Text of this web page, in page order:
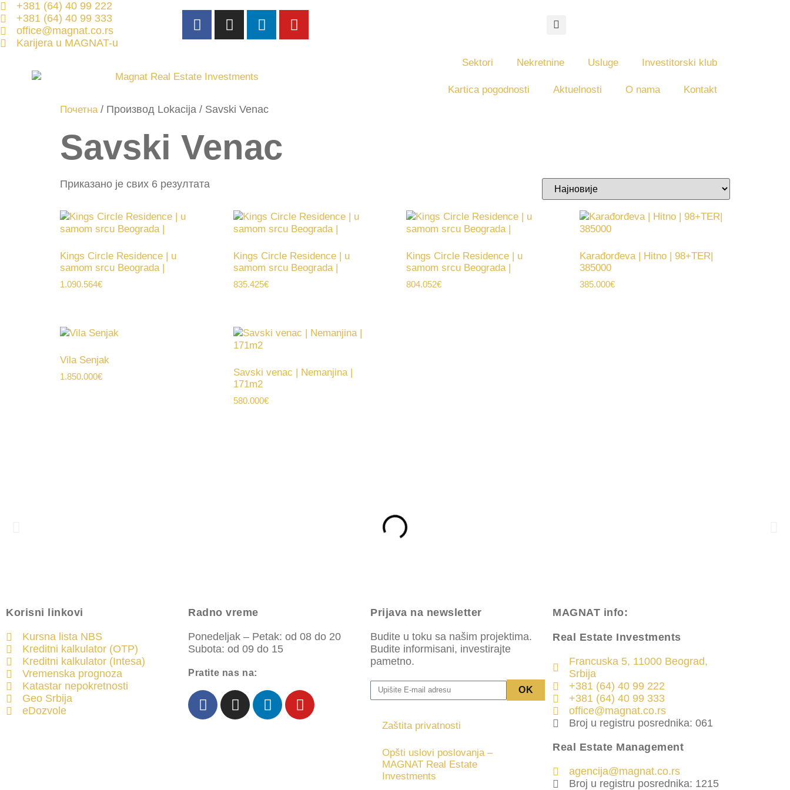
+381 (64) 40 99 222
+381 (64) 40 99 333
office@magnat.co.rs
Karijera u MAGNAT-u
Sektori Nekretnine Usluge Investitorski klub
Kartica pogodnosti Aktuelnosti O nama
Kontakt
Почетна/ Производ Lokacija / Savski Venac
Savski Venac
Приказано је свих 6 резултата
Kings Circle Residence | u
samom srcu Beograda |
1.090.564€
Kings Circle Residence | u
samom srcu Beograda |
835.425€
Kings Circle Residence | u
samom srcu Beograda |
804.052€
Karađorđeva | Hitno | 98+TER|
385000
385.000€
Vila Senjak
1.850.000€
Savski venac | Nemanjina |
171m2
580.000€
Korisni linkovi
Kursna lista NBS
Kreditni kalkulator (OTP)
Kreditni kalkulator (Intesa)
Vremenska prognoza
Katastar nepokretnosti
Geo Srbija
eDozvole
Radno vreme
Ponedeljak – Petak: od 08 do 20
Subota: od 09 do 15
Pratite nas na:
Prijava na newsletter
Budite u toku sa našim projektima.
Budite informisani, investirajte
pametno.
OK
Zaštita privatnosti
Opšti uslovi poslovanja –
MAGNAT Real Estate
Investments
MAGNAT info:
Real Estate Investments
Francuska 5, 11000 Beograd,
Srbija
+381 (64) 40 99 222
+381 (64) 40 99 333
office@magnat.co.rs
Broj u registru posrednika: 061
Real Estate Management
agencija@magnat.co.rs
Broj u registru posrednika: 1215